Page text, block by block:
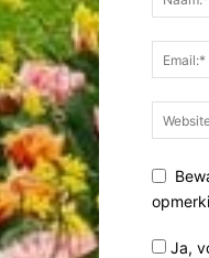
Ja,